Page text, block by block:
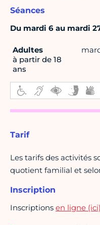
Séances
Du mardi 6 au mardi
Adultes
à partir de 18
ans
Tarif
Les tarifs des activités
quotient familial et
Inscription
Inscriptions en ligne (ici)